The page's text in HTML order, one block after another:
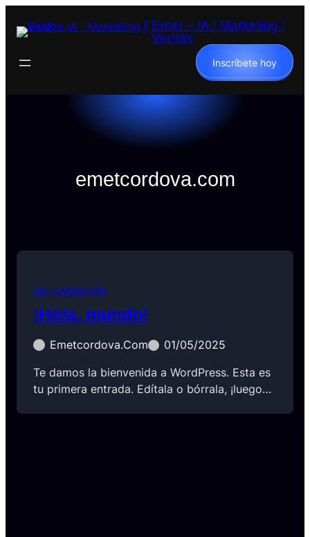
Emet – IA | Marketing |
Ventas
Inscríbete hoy
emetcordova.com
SIN CATEGORÍA
¡Hola, mundo!
Emetcordova.com
01/05/2025
Te damos la bienvenida a WordPress. Esta es
tu primera entrada. Edítala o bórrala, ¡luego…